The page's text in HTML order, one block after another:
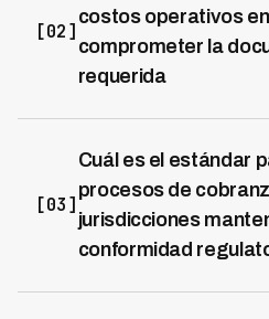
[02]
costos operativos
comprometer la
requerida
impulsadas por IA que
permite alcanzar una tasa de
70% menos costo que
automatización integral
permitiendo que los equipos
[03]
Cuál es el estándar
procesos de
jurisdicciones
conformidad